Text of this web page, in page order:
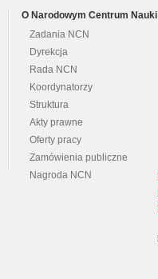
O Narodowym Centrum Nauki
Zadania NCN
Dyrekcja
Rada NCN
Koordynatorzy
Struktura
Akty prawne
Oferty pracy
Zamówienia publiczne
Nagroda NCN